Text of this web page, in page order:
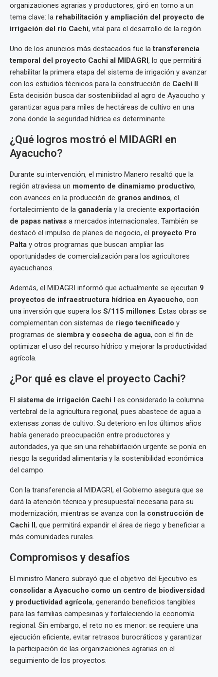
organizaciones agrarias y productores, giró en torno a un
tema clave: la rehabilitación y ampliación del proyecto de
irrigación del río Cachi, vital para el desarrollo de la región.
Uno de los anuncios más destacados fue latransferencia
temporal del proyecto Cachi al MIDAGRI, lo que permitirá
rehabilitar la primera etapa del sistema de irrigación y avanzar
con los estudios técnicos para la construcción de Cachi II.
Esta decisión busca dar sostenibilidad al agro de Ayacucho y
garantizar agua para miles de hectáreas de cultivo en una
zona donde la seguridad hídrica es determinante.
¿Qué logros mostró el MIDAGRI en
Ayacucho?
Durante su intervención, el ministro Manero resaltó que la
región atraviesa un momento de dinamismo productivo,
con avances en la producción de granos andinos, el
fortalecimiento de la ganadería y la creciente exportación
de papas nativas a mercados internacionales. También se
destacó el impulso de planes de negocio, el proyecto Pro
Palta y otros programas que buscan ampliar las
oportunidades de comercialización para los agricultores
ayacuchanos.
Además, el MIDAGRI informó que actualmente se ejecutan 9
proyectos de infraestructura hídrica en Ayacucho, con
una inversión que supera los S/115 millones. Estas obras se
complementan con sistemas de riego tecnificado y
programas de siembra y cosecha de agua, con el fin de
optimizar el uso del recurso hídrico y mejorar la productividad
agrícola.
¿Por qué es clave el proyecto Cachi?
El sistema de irrigación Cachi I es considerado la columna
vertebral de la agricultura regional, pues abastece de agua a
extensas zonas de cultivo. Su deterioro en los últimos años
había generado preocupación entre productores y
autoridades, ya que sin una rehabilitación urgente se ponía en
riesgo la seguridad alimentaria y la sostenibilidad económica
del campo.
Con la transferencia al MIDAGRI, el Gobierno asegura que se
dará la atención técnica y presupuestal necesaria para su
modernización, mientras se avanza con la construcción de
Cachi II, que permitirá expandir el área de riego y beneficiar a
más comunidades rurales.
Compromisos y desafíos
El ministro Manero subrayó que el objetivo del Ejecutivo es
consolidar a Ayacucho como un centro de biodiversidad
y productividad agrícola, generando beneficios tangibles
para las familias campesinas y fortaleciendo la economía
regional. Sin embargo, el reto no es menor: se requiere una
ejecución eficiente, evitar retrasos burocráticos y garantizar
la participación de las organizaciones agrarias en el
seguimiento de los proyectos.